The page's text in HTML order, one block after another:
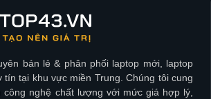
bán lẻ & phân phối laptop mới, laptop
tín tại khu vực miền Trung. Chúng tôi cung
công nghệ chất lượng với mức giá hợp lý,